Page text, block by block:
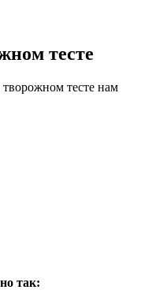
тесте
тесте нам
так: